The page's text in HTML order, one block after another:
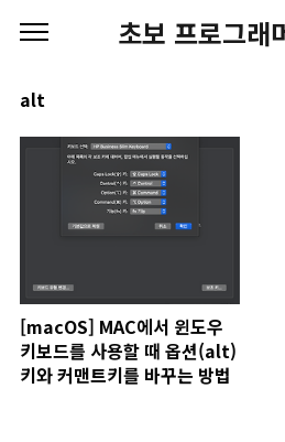
초보 프로그래
alt
[macOS] MAC에서 윈도우
키보드를 사용할 때 옵션(alt)
키와 커맨트키를 바꾸는 방법